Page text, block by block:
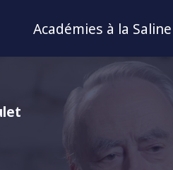
Académies à la